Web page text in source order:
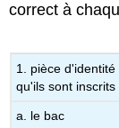
correct à
1. pièce
qu'ils sont
a. le bac